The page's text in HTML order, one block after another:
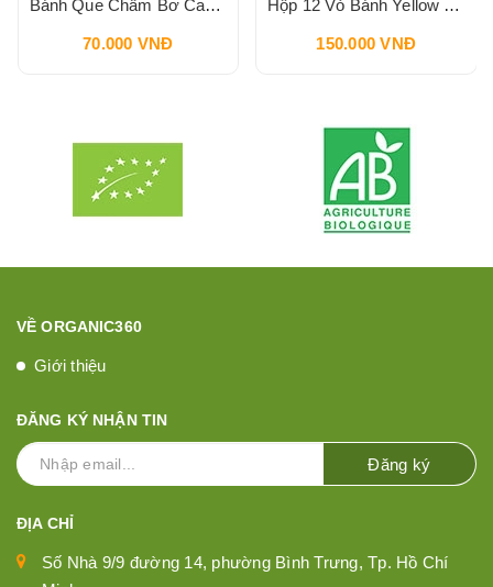
Bánh Que Chấm Bơ Cacao Hạt Phỉ Snack Nutella & Go Breadstick 52g
70.000 VNĐ
Hộp 12 Vỏ Bánh Yellow Corn Taco Shells ORTEGA 140g
150.000 VNĐ
VỀ ORGANIC360
Giới thiệu
ĐĂNG KÝ NHẬN TIN
Đăng ký
ĐỊA CHỈ
Số Nhà 9/9 đường 14, phường Bình Trưng, Tp. Hồ Chí